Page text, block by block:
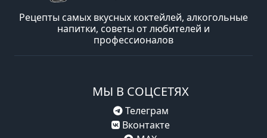
Рецепты самых вкусных коктейлей, алкогольные
напитки, советы от любителей и
профессионалов
МЫ В СОЦСЕТЯХ
Телеграм
Вконтакте